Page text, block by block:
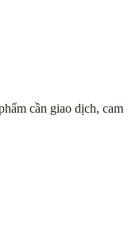
cần giao dịch, cam